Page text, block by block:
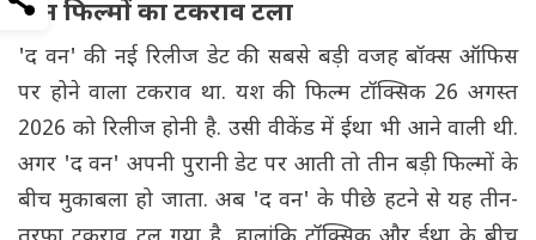
तीन फिल्मों का टकराव टला
'द वन' की नई रिलीज डेट की सबसे बड़ी वजह बॉक्स ऑफिस
पर होने वाला टकराव था. यश की फिल्म टॉक्सिक 26 अगस्त
2026 को रिलीज होनी है. उसी वीकेंड में ईथा भी आने वाली थी.
अगर 'द वन' अपनी पुरानी डेट पर आती तो तीन बड़ी फिल्मों के
बीच मुकाबला हो जाता. अब 'द वन' के पीछे हटने से यह तीन-